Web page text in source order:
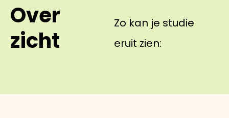
Over
zicht
Zo kan je studie
eruit zien: